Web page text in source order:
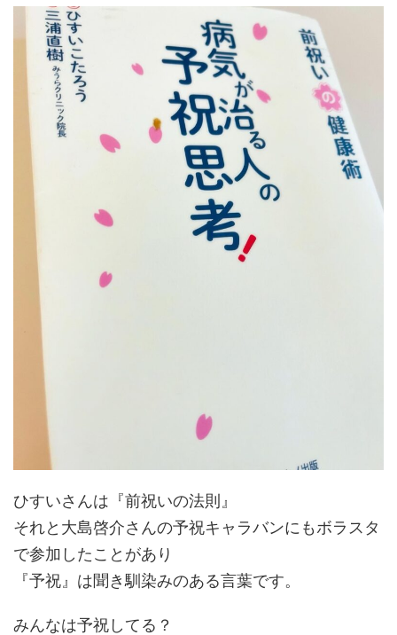
ひすいさんは『前祝いの法則』
それと大島啓介さんの予祝キャラバンにもボラスタ
で参加したことがあり
『予祝』は聞き馴染みのある言葉です。
みんなは予祝してる？